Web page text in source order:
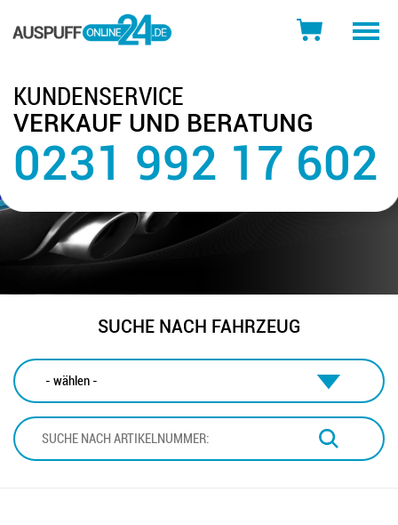
Toggle
KUNDENSERVICE
VERKAUF UND BERATUNG
0231 992 17 602
SUCHE NACH FAHRZEUG